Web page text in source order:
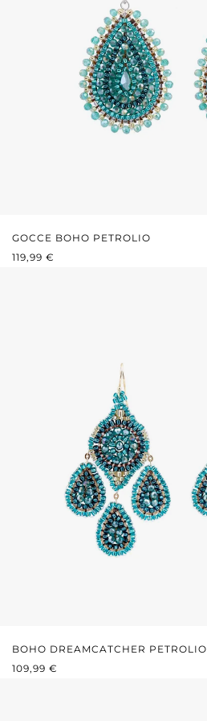
GOCCE BOHO PETROLIO
PREZZO NORMALE:
119,99 €
BOHO DREAMCATCHER PETROLIO
PREZZO NORMALE:
109,99 €